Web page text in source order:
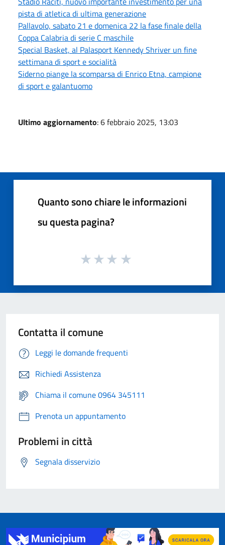
pista di atletica di ultima generazione
Pallavolo, sabato 21 e domenica 22 la fase finale della
Coppa Calabria di serie C maschile
Special Basket, al Palasport Kennedy Shriver un fine
settimana di sport e socialità
Siderno piange la scomparsa di Enrico Etna, campione
di sport e galantuomo
Ultimo aggiornamento: 6 febbraio 2025, 13:03
Quanto sono chiare le informazioni
su questa pagina?
Contatta il comune
Leggi le domande frequenti
Richiedi Assistenza
Chiama il comune 0964 345111
Prenota un appuntamento
Problemi in città
Segnala disservizio